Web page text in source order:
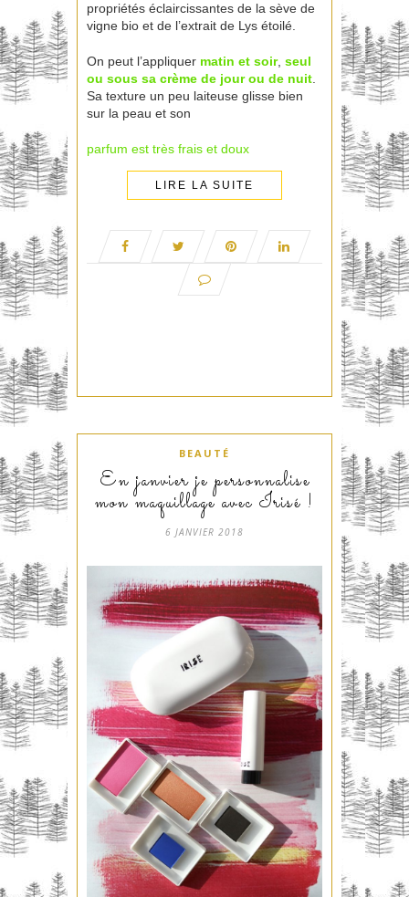
propriétés éclaircissantes de la sève de
vigne bio et de l’extrait de Lys étoilé.
On peut l’appliquer matin et soir, seul
ou sous sa crème de jour ou de nuit.
Sa texture un peu laiteuse glisse bien
sur la peau et son
parfum est très frais et doux
LIRE LA SUITE
BEAUTÉ
En janvier je personnalise
mon maquillage avec Irisé !
6 JANVIER 2018